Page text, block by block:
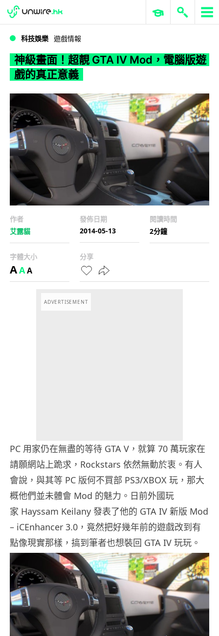
WWDC 2026 ERP 與商業 AI
科技娛樂 遊戲情報
神級畫面！超靚 GTA IV Mod，電腦版遊
戲的真正意義
作者
艾露貓
發佈日期
2014-05-13
閱讀時間
2分鐘
字體大小
AAA
分享
ADVERTISEMENT
PC 用家仍在無盡的等待 GTA V，就算 70 萬玩家在
請願網站上跪求，Rockstars 依然無動於衷。有人
會說，與其等 PC 版何不買部 PS3/XBOX 玩，那大
概他們並未體會 Mod 的魅力。日前外國玩
家 Hayssam Keilany 發表了他的 GTA IV 新版 Mod
– iCEnhancer 3.0，竟然把好幾年前的遊戲改到有
點像現實那樣，搞到筆者也想裝回 GTA IV 玩玩。